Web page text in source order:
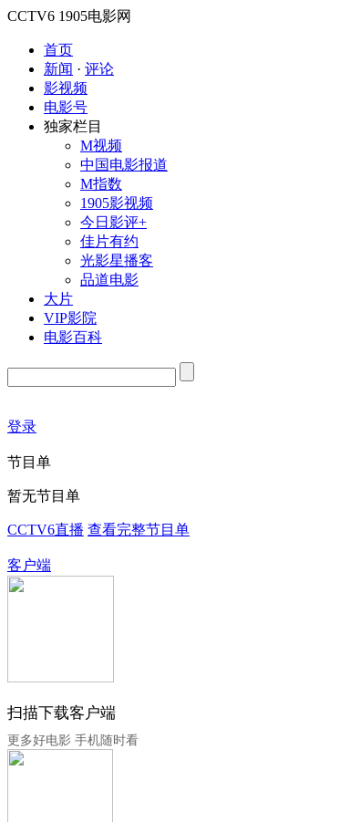
CCTV6 1905电影网
首页
新闻 · 评论
影视频
电影号
独家栏目
M视频
中国电影报道
M指数
1905影视频
今日影评+
佳片有约
光影星播客
品道电影
大片
VIP影院
电影百科
登录
节目单
暂无节目单
CCTV6直播 查看完整节目单
客户端
扫描下载客户端
更多好电影 手机随时看